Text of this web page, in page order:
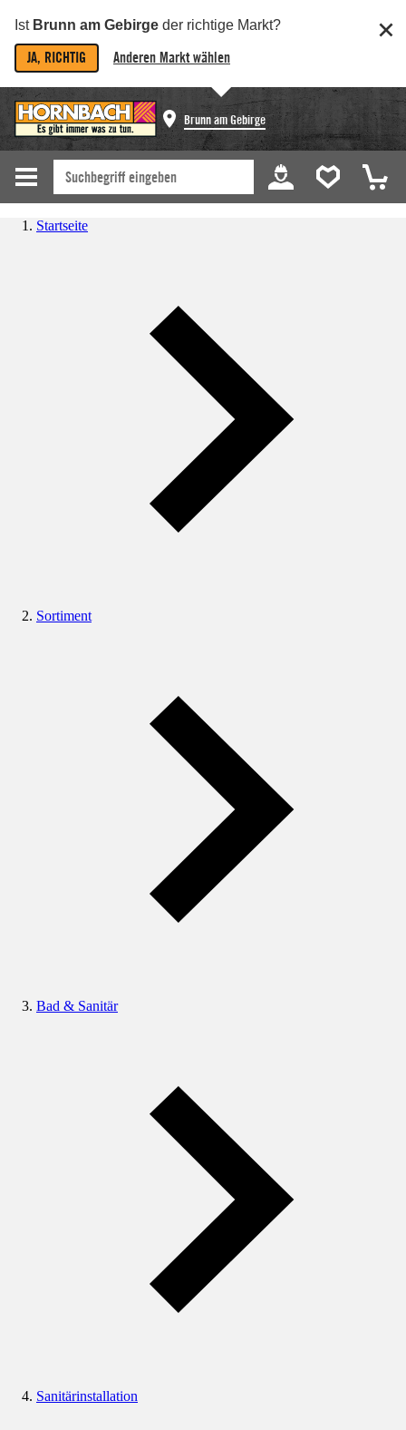
Ist Brunn am Gebirge der richtige Markt?
JA, RICHTIG Anderen Markt wählen
Brunn am Gebirge
Startseite
Sortiment
Bad & Sanitär
Sanitärinstallation